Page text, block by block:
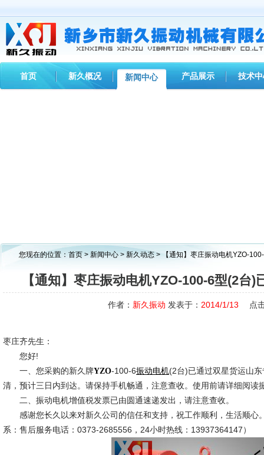
首页 新久概况 新闻中心 产品展示 技术
您现在的位置： 首页 > 新闻中心 > 新久动态 > 【通知】枣庄振动电机YZO-
【通知】枣庄振动电机YZO-100-6型(2台
作者： 新久振动 发表于： 2014/1/13 点
枣庄齐先生：
您好!
一、您采购的新久牌YZO-100-6振动电机(2台)已通过双星货运山
清，预计三日内到达。请保持手机畅通，注意查收。使用前请详细阅读
二、振动电机增值税发票已由圆通速递发出，请注意查收。
感谢您长久以来对新久公司的信任和支持，祝工作顺利，生活顺心
系：售后服务电话：0373-2685556，24小时热线：13937364147）